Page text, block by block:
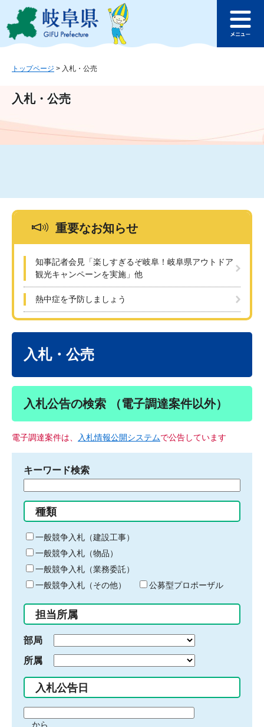
ジ
ュ
文
このページの本文へ
ュ
トップページ > 入札・公売
入札・公売
重要なお知らせ
知事記者会見「楽しすぎるぞ岐阜！岐阜県アウトドア
観光キャンペーンを実施」他
熱中症を予防しましょう
入札・公売
入札公告の検索 （電子調達案件以外）
電子調達案件は、 入札情報公開システムで公告しています
キーワード検索
る
キ
ー
ワ
ー
ド
入
力
種類
一般競争入札（建設工事）
一般競争入札（物品）
一般競争入札（業務委託）
一般競争入札（その他）
公募型プロポーザル
担当所属
部局
所属
入札公告日
から